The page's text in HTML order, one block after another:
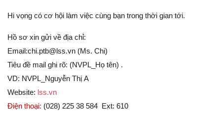
Hi vọng có cơ hội làm việc cùng bạn trong thời gian tới.
Hồ sơ xin gửi về địa chỉ:
Email:chi.ptb@lss.vn (Ms. Chi)
Tiêu đề mail ghi rõ: (NVPL_Họ tên) .
VD: NVPL_Nguyễn Thị A
Website: lss.vn
Điện thoại: (028) 225 38 584 Ext: 610